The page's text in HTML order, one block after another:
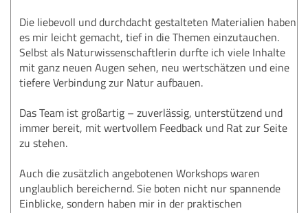
Die liebevoll und durchdacht gestalteten Materialien haben
es mir leicht gemacht, tief in die Themen einzutauchen.
Selbst als Naturwissenschaftlerin durfte ich viele Inhalte
mit ganz neuen Augen sehen, neu wertschätzen und eine
tiefere Verbindung zur Natur aufbauen.
Das Team ist großartig – zuverlässig, unterstützend und
immer bereit, mit wertvollem Feedback und Rat zur Seite
zu stehen.
Auch die zusätzlich angebotenen Workshops waren
unglaublich bereichernd. Sie boten nicht nur spannende
Einblicke, sondern haben mir in der praktischen